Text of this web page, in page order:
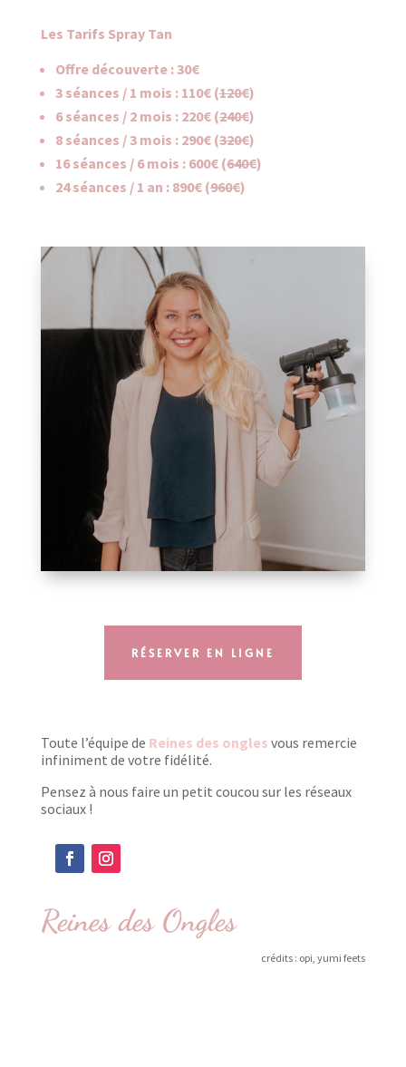
Les Tarifs Spray Tan
Offre découverte : 30€
3 séances / 1 mois : 110€ (120€)
6 séances / 2 mois : 220€ (240€)
8 séances / 3 mois : 290€ (320€)
16 séances / 6 mois : 600€ (640€)
24 séances / 1 an : 890€ (960€)
RÉSERVER EN LIGNE
Toute l’équipe de Reines des ongles vous remercie
infiniment de votre fidélité.
Pensez à nous faire un petit coucou sur les réseaux
sociaux !
Reines des Ongles
crédits : opi, yumi feets